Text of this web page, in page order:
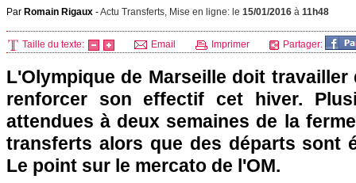
Par Romain Rigaux -Actu Transferts, Mise en ligne: le 15/01/2016 à 11h48
Taille du texte: Email Imprimer Partager:
L'Olympique de Marseille doit
renforcer son effectif cet hiver.
attendues à deux semaines de la
transferts alors que des départs sont
Le point sur le mercato de l'OM.